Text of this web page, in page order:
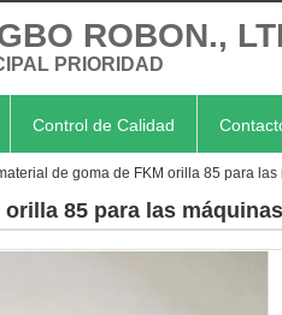
ROBON.,
PRIORIDAD
Control de Calidad
de goma de FKM orilla 85 para las
85 para las máquinas